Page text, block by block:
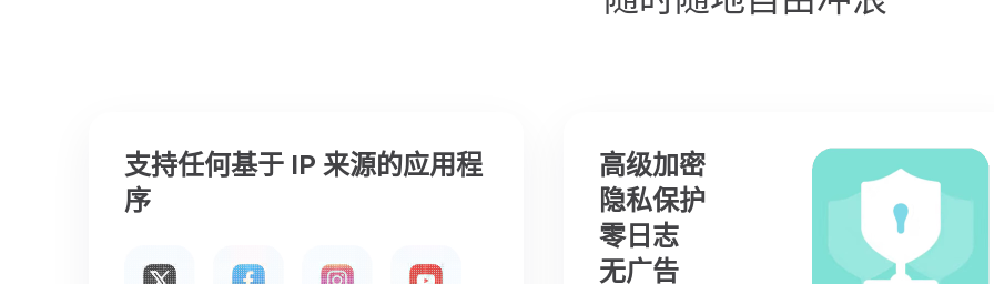
支持任何基于 IP 来源的应用程
序
高级加密
隐私保护
零日志
无广告